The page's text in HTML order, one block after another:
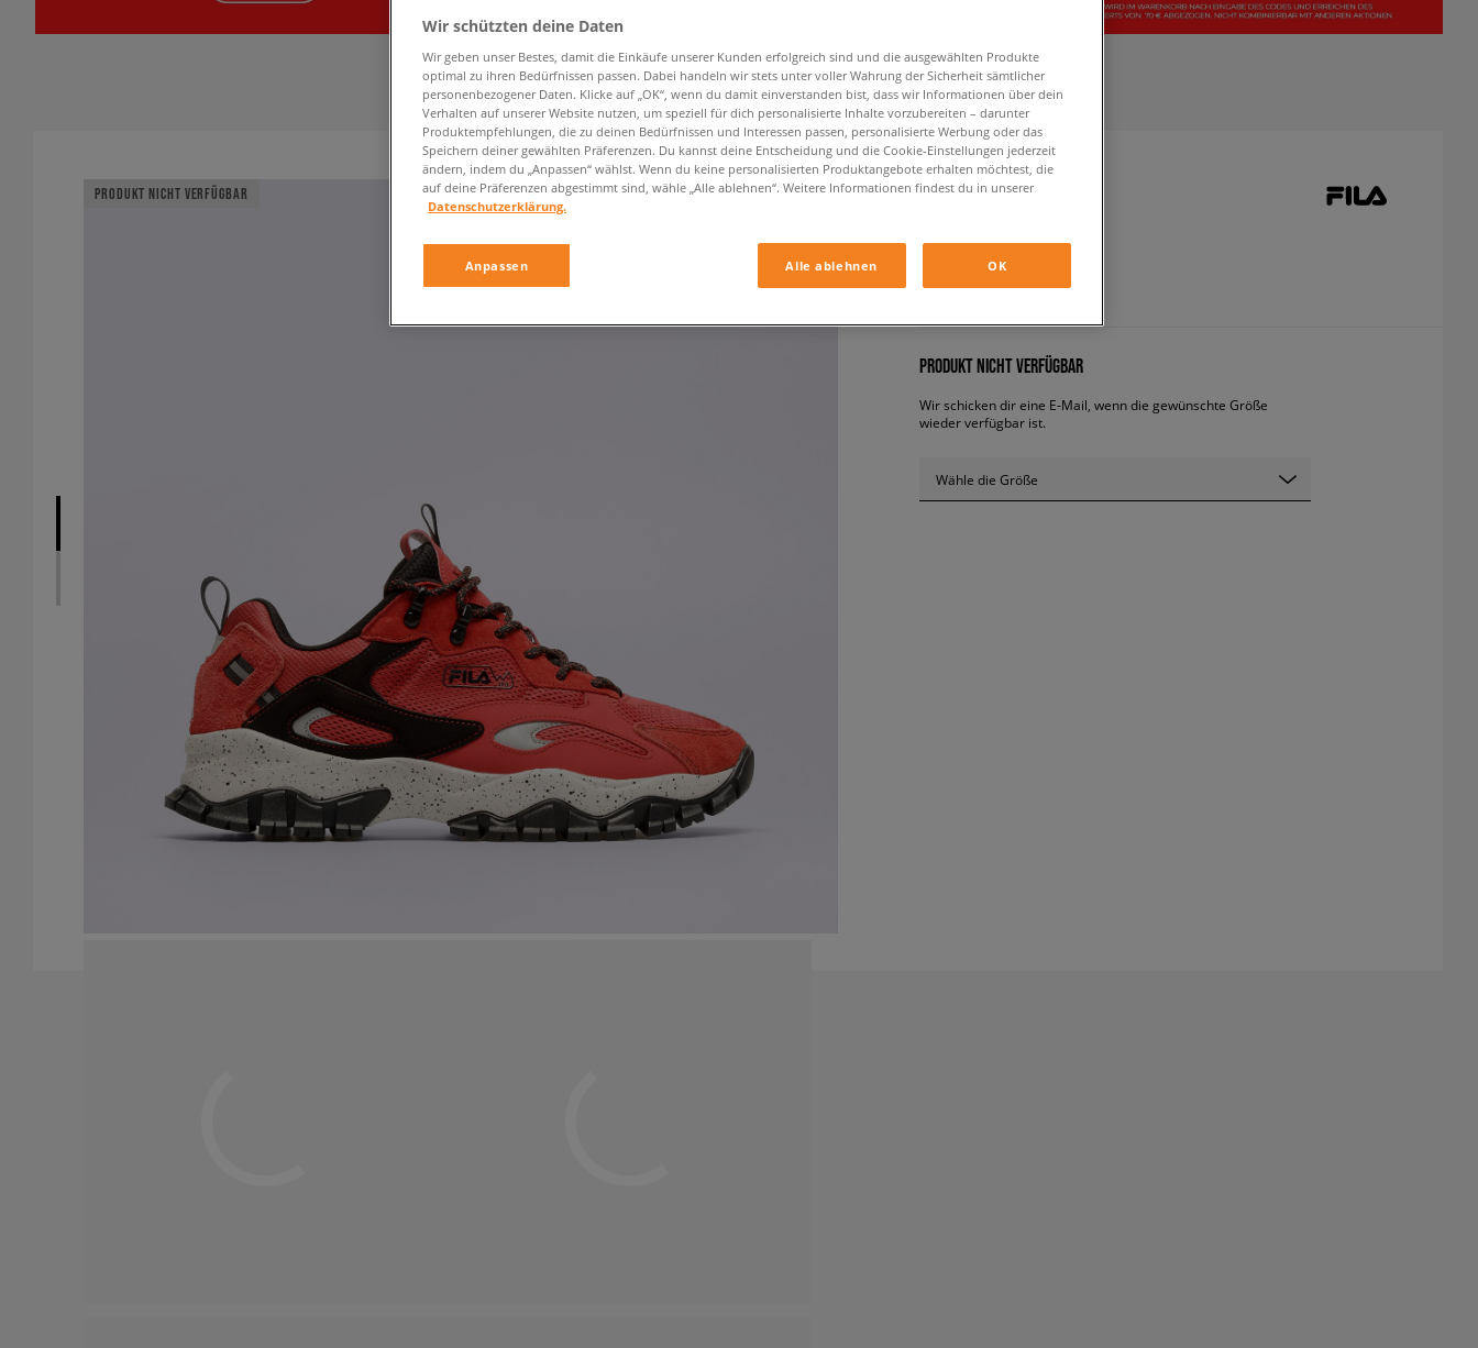
PRODUKT NICHT VERFÜGBAR FILA RAY TRACER TR 2
32,99 €
PRODUKT NICHT VERFÜGBAR
Wir schicken dir eine E-Mail, wenn die gewünschte Größe
wieder verfügbar ist.
Wähle die Größe
Wir schützten deine Daten
Wir geben unser Bestes, damit die Einkäufe unserer Kunden erfolgreich sind und die ausgewählten Produkte
optimal zu ihren Bedürfnissen passen. Dabei handeln wir stets unter voller Wahrung der Sicherheit sämtlicher
personenbezogener Daten. Klicke auf „OK“, wenn du damit einverstanden bist, dass wir Informationen über dein
Verhalten auf unserer Website nutzen, um speziell für dich personalisierte Inhalte vorzubereiten – darunter
Produktempfehlungen, die zu deinen Bedürfnissen und Interessen passen, personalisierte Werbung oder das
Speichern deiner gewählten Präferenzen. Du kannst deine Entscheidung und die Cookie-Einstellungen jederzeit
ändern, indem du „Anpassen“ wählst. Wenn du keine personalisierten Produktangebote erhalten möchtest, die
auf deine Präferenzen abgestimmt sind, wähle „Alle ablehnen“. Weitere Informationen findest du in unserer
Datenschutzerklärung.
Anpassen Alle ablehnen OK